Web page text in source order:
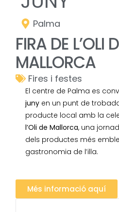
Palma
FIRA DE L’OLI
MALLORCA
Fires i festes
El centre de Palma es
juny en un punt de
producte local amb la
l’Oli de Mallorca, una
dels productes més
gastronomia de l’illa.
Més informació aquí